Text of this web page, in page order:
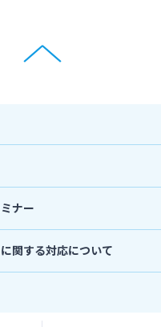
ナー
関する対応について